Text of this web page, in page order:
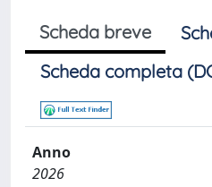
Scheda breve
Scheda completa
Anno
2026